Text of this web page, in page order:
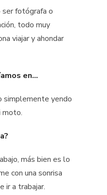
ser fotógrafa o
todo muy
viajar y ahondar
en…
simplemente yendo
moto.
más bien es lo
con una sonrisa
ir a trabajar.